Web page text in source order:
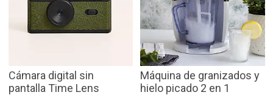
Cámara digital sin
pantalla Time Lens
Máquina de granizados y
hielo picado 2 en 1